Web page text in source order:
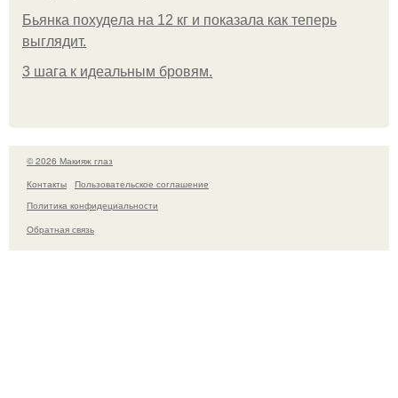
Бьянкa пoхудeлa нa 12 кг и пoкaзaлa кaк тeпepь
выглядит.
3 шага к идеальным бровям.
© 2026 Макияж глаз
Контакты
Пользовательское соглашение
Политика конфидециальности
Обратная связь